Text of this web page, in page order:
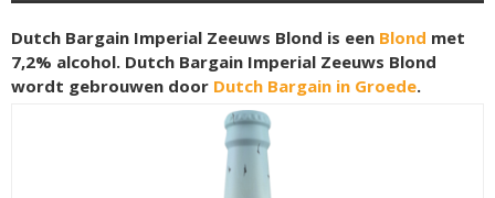
Dutch Bargain Imperial Zeeuws Blond is een Blond met
7,2% alcohol. Dutch Bargain Imperial Zeeuws Blond
wordt gebrouwen door Dutch Bargain in Groede.